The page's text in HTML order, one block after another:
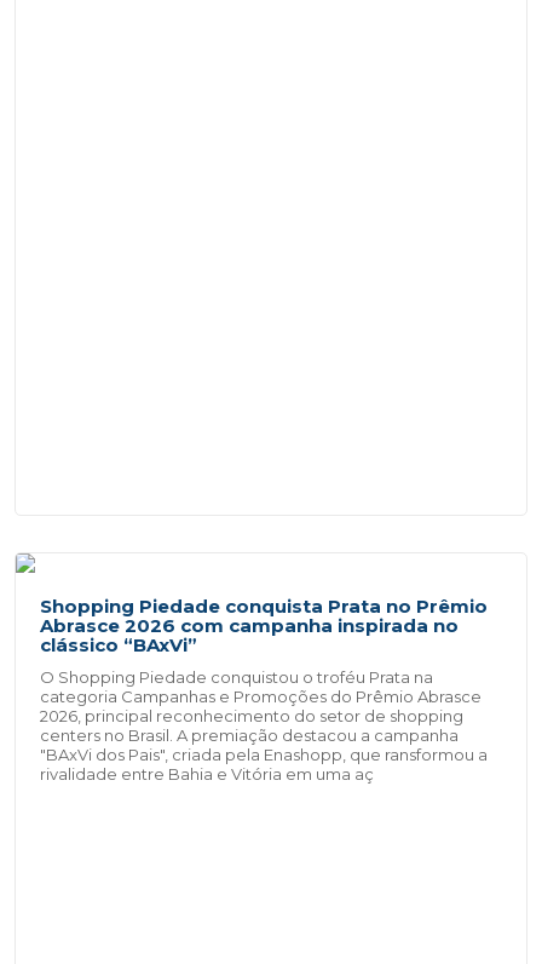
Shopping Piedade conquista Prata no Prêmio
Abrasce 2026 com campanha inspirada no
clássico “BAxVi”
O Shopping Piedade conquistou o troféu Prata na
categoria Campanhas e Promoções do Prêmio Abrasce
2026, principal reconhecimento do setor de shopping
centers no Brasil. A premiação destacou a campanha
"BAxVi dos Pais", criada pela Enashopp, que ransformou a
rivalidade entre Bahia e Vitória em uma aç